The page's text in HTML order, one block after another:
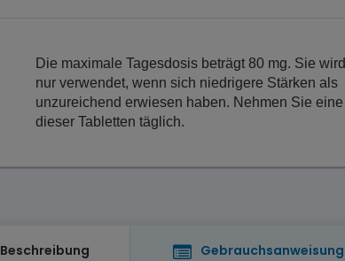
Die maximale Tagesdosis beträgt 80 mg. Sie wird
nur verwendet, wenn sich niedrigere Stärken als
unzureichend erwiesen haben. Nehmen Sie eine
dieser Tabletten täglich.
Beschreibung Gebrauchsanweisung